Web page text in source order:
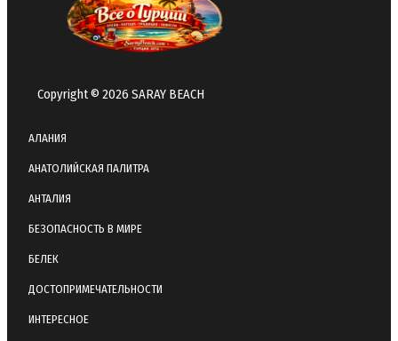
Copyright © 2026 SARAY BEACH
АЛАНИЯ
АНАТОЛИЙСКАЯ ПАЛИТРА
АНТАЛИЯ
БЕЗОПАСНОСТЬ В МИРЕ
БЕЛЕК
ДОСТОПРИМЕЧАТЕЛЬНОСТИ
ИНТЕРЕСНОЕ